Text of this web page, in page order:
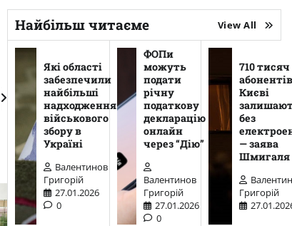
Найбільш читаєме View All
Які області
забезпечили
найбільші
надходження
військового
збору в
Україні
Валентинов
Григорій
27.01.2026
0
ФОПи
можуть
подати
річну
податкову
декларацію
онлайн
через “Дію”
Валентинов
Григорій
27.01.2026
0
710 тисяч
Києві
без
— заява
Шмигаля
Григорій